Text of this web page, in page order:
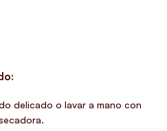
delicado o lavar a mano con